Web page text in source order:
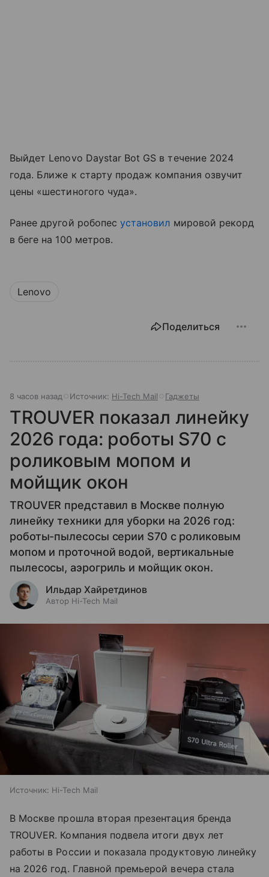
Выйдет Lenovo Daystar Bot GS в течение 2024
года. Ближе к старту продаж компания озвучит
цены «шестиногого чуда».
Ранее другой робопесустановил мировой рекорд
в беге на 100 метров.
Lenovo
Поделиться
8 часов назад Источник: Hi-Tech Mail Гаджеты
TROUVER показал линейку
2026 года: роботы S70 с
роликовым мопом и
мойщик окон
TROUVER представил в Москве полную
линейку техники для уборки на 2026 год:
роботы-пылесосы серии S70 с роликовым
мопом и проточной водой, вертикальные
пылесосы, аэрогриль и мойщик окон.
Ильдар Хайретдинов
Автор Hi-Tech Mail
Источник: Hi-Tech Mail
В Москве прошла вторая презентация бренда
TROUVER. Компания подвела итоги двух лет
работы в России и показала продуктовую линейку
на 2026 год. Главной премьерой вечера стала